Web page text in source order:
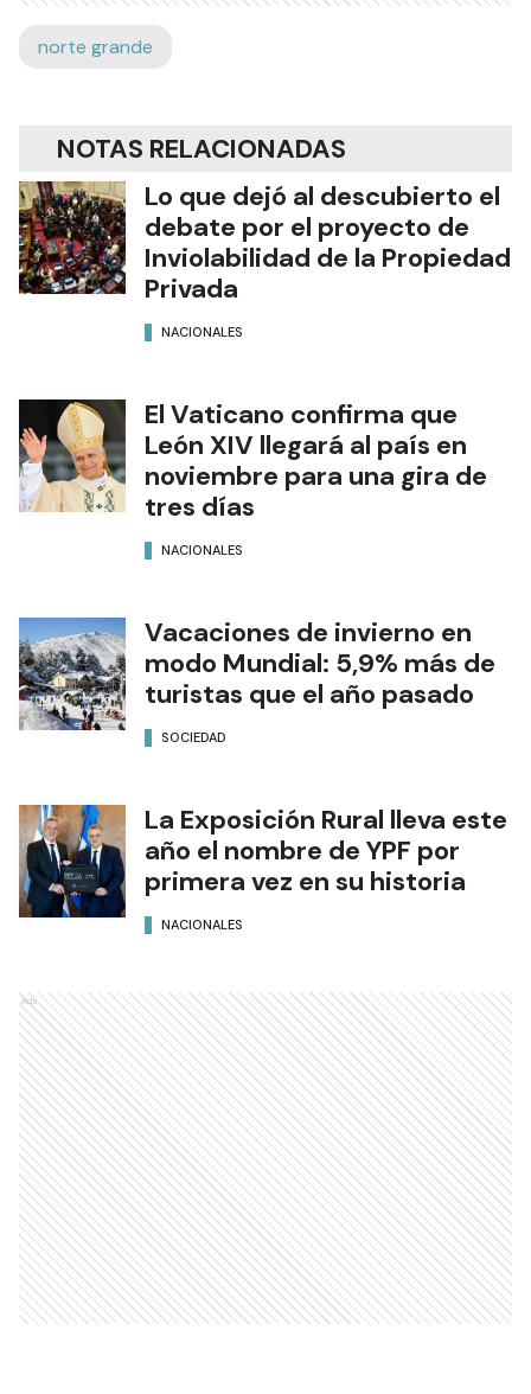
norte grande
NOTAS RELACIONADAS
Lo que dejó al descubierto el
debate por el proyecto de
Inviolabilidad de la Propiedad
Privada
NACIONALES
El Vaticano confirma que
León XIV llegará al país en
noviembre para una gira de
tres días
NACIONALES
Vacaciones de invierno en
modo Mundial: 5,9% más de
turistas que el año pasado
SOCIEDAD
La Exposición Rural lleva este
año el nombre de YPF por
primera vez en su historia
NACIONALES
Ads